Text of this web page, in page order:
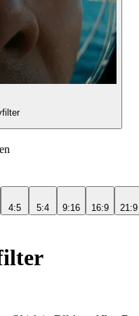
4:5 5:4 9:16 16:9
21:9